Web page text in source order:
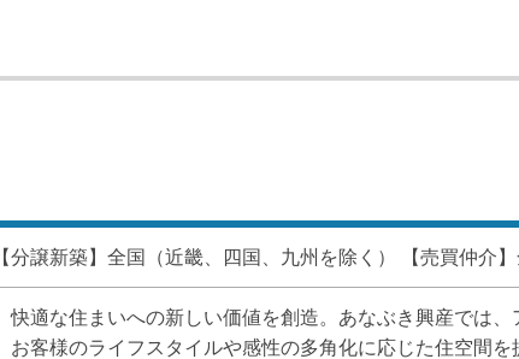
【分譲新築】全国（近畿、四国、九州を除く） 【売買仲介
快適な住まいへの新しい価値を創造。あなぶき興産では、
お客様のライフスタイルや感性の多角化に応じた住空間を